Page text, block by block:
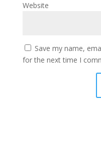
Website
Save my name,
for the next time I